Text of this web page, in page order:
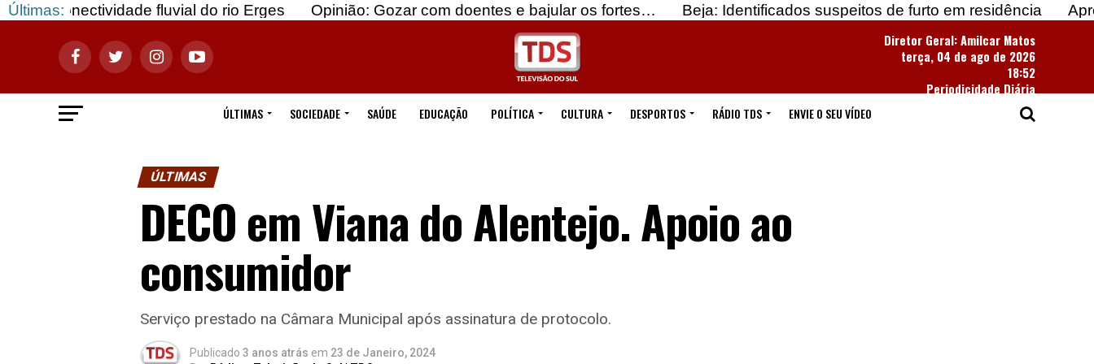
Últimas: fluvial do rio Erges Opinião: Gozar com doentes e bajular os fortes… Beja: Identificados suspeitos de furto em residência
Apreendidas
Diretor Geral: Amilcar Matos
terça, 04 de ago de 2026
18:52
Periodicidade Diária
ÚLTIMAS
SOCIEDADE SAÚDE EDUCAÇÃO POLÍTICA CULTURA DESPORTOS RÁDIO TDS ENVIE O SEU VÍDEO
ÚLTIMAS
DECO em Viana do Alentejo. Apoio ao
consumidor
Serviço prestado na Câmara Municipal após assinatura de protocolo.
Publicado 3 anos atrás em 23 de Janeiro, 2024